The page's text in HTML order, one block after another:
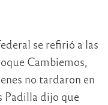
se refirió a las
Cambiemos,
no tardaron en
Padilla dijo que